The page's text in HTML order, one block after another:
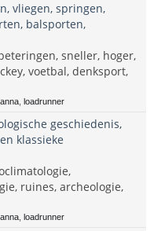
vliegen, springen,
balsporten,
sneller, hoger,
voetbal, denksport,
loadrunner
geschiedenis,
klassieke
ruines, archeologie,
loadrunner